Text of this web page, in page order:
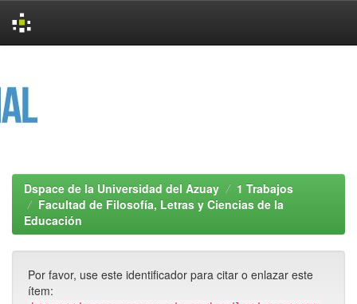
Dspace de la Universidad del Azuay
1 Trabajos
Facultad de Filosofía, Letras y Ciencias de la
Educación
Por favor, use este identificador para citar o enlazar este
ítem: